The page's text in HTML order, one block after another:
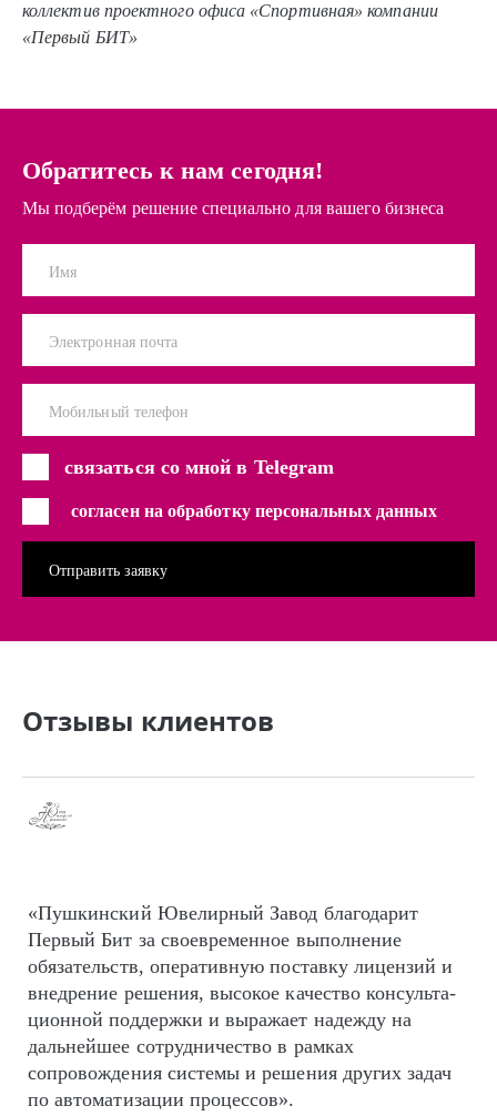
коллектив проектного офиса «Спортивная» компании
«Первый БИТ»
Обратитесь к нам сегодня!
Мы подберём решение специально для вашего бизнеса
Имя
Электронная почта
Мобильный телефон
связаться со мной в Telegram
согласен на обработку персональных данных
Отзывы клиентов
«Пушкинский Ювелирный Завод благодарит
Первый Бит за своевременное выполнение
обязательств, оперативную поставку лицензий и
внедрение решения, высокое качество кон­суль­та­
цион­ной поддержки и выражает надежду на
дальнейшее сотрудничество в рамках
сопровождения системы и решения других задач
по автоматизации процессов».